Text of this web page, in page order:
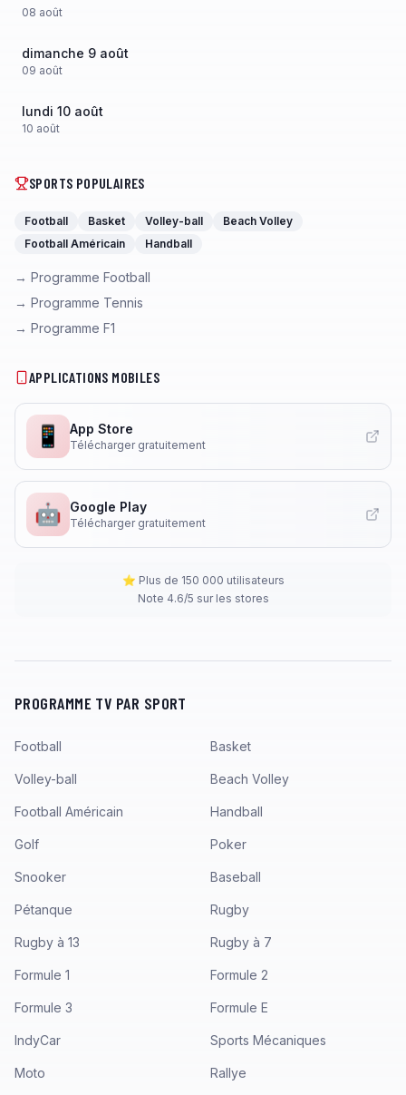
08 août
dimanche 9 août
09 août
lundi 10 août
10 août
SPORTS POPULAIRES
Football Basket Volley-ball
Beach Volley
Football Américain
Handball
→ Programme Football
→ Programme Tennis
→ Programme F1
APPLICATIONS MOBILES
📱 App Store
Télécharger gratuitement
🤖 Google Play
Télécharger gratuitement
⭐ Plus de 150 000 utilisateurs
Note 4.6/5 sur les stores
PROGRAMME TV PAR SPORT
Football Basket
Volley-ball Beach Volley
Football Américain Handball
Golf Poker
Snooker Baseball
Pétanque Rugby
Rugby à 13 Rugby à 7
Formule 1 Formule 2
Formule 3 Formule E
IndyCar Sports Mécaniques
Moto Rallye